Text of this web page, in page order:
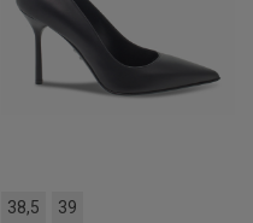
38,5 39